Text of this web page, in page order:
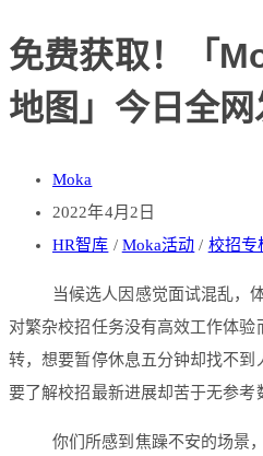
免费获取！「
地图」今日全
Moka
2022年4月2日
HR智库 / Moka活动 / 校招专
当候选人因感觉面试混乱，
对繁杂校招任务没有高效工作体
转，想要暂停休息五分钟却找不
要了解校招最新进展却苦于无参
你们所感到焦躁不安的场景